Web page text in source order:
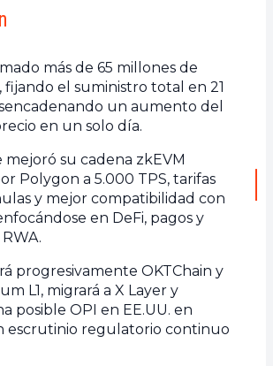
más de 65 millones de
fijando el suministro total en 21
un aumento del
en un solo día.
mejoró su cadena zkEVM
Polygon a 5.000 TPS, tarifas
y mejor compatibilidad con
en DeFi, pagos y
progresivamente OKTChain y
L1, migrará a X Layer y
posible OPI en EE.UU. en
escrutinio regulatorio continuo